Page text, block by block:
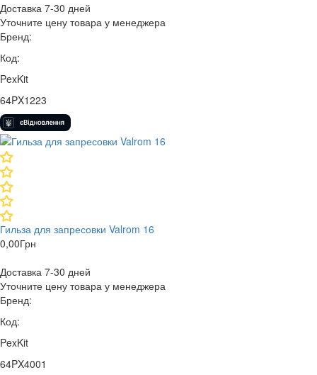
Доставка 7-30 дней
Уточните цену товара у менеджера
Бренд:
Код:
PexKit
64PX1223
Гильза для запресовки Valrom 16
0,00Грн
Доставка 7-30 дней
Уточните цену товара у менеджера
Бренд:
Код:
PexKit
64PX4001